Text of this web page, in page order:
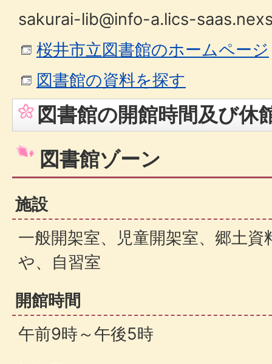
sakurai-lib@info-a.lics-
桜井市立図書館のホームページ
図書館の資料を探す
図書館の開館時間及び休
図書館ゾーン
施設
一般開架室、児童開架室、郷土
や、自習室
開館時間
午前9時～午後5時